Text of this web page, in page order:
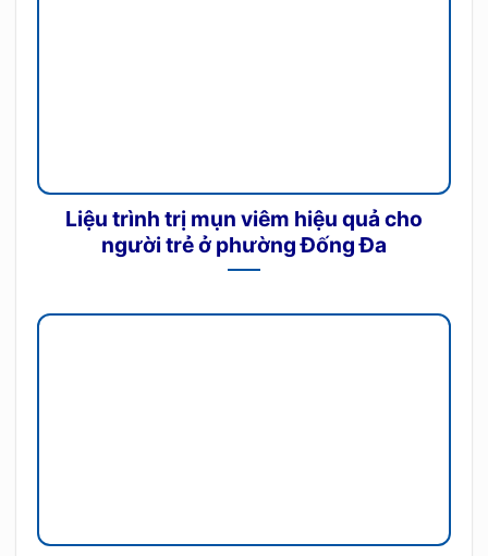
Liệu trình trị mụn viêm hiệu quả cho
người trẻ ở phường Đống Đa